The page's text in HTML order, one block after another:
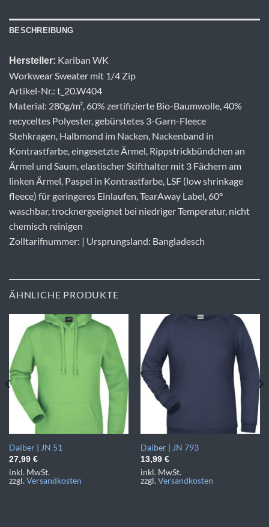
BESCHREIBUNG
Hersteller: Kariban WK
Workwear Sweater mit 1/4 Zip
Artikel-Nr.: t_20.W404
Material: 280g/m², 60% zertifizierte Bio-Baumwolle, 40%
recyceltes Polyester, gebürstetes 3-Garn-Fleece
Stehkragen, Halbmond im Nacken, Nackenband in
Kontrastfarbe, eingesetzte Ärmel, Rippstrickbündchen an
Ärmel und Saum, elastischer Stifthalter mit 3 Fächern am
linken Ärmel, Paspel in Kontrastfarbe, LSF (low shrinkage
fleece) für geringeres Einlaufen, TearAway Label, 60°
waschbar, trocknergeeignet bei niedriger Temperatur, nicht
chemisch reinigen
Zolltarifnummer: | Ursprungsland: Bangladesch
ÄHNLICHE PRODUKTE
Daiber | JN 51
27,99 €
inkl. MwSt.
zzgl.Versandkosten
Daiber | JN 793
13,99 €
inkl. MwSt.
zzgl.Versandkosten